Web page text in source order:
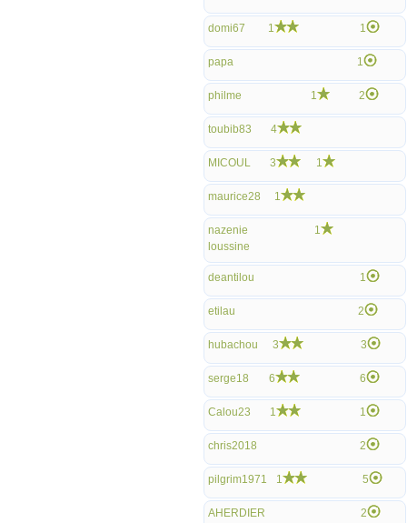
domi67 1 1
papa 1
philme 1 2
toubib83 4
MICOUL 3 1
maurice28 1
nazenie
loussine
1
deantilou 1
etilau 2
hubachou 3 3
serge18 6 6
Calou23 1 1
chris2018 2
pilgrim1971 1 5
AHERDIER 2